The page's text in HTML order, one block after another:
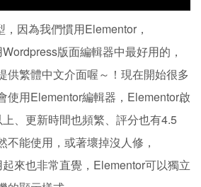
因為我們慣用Elementor，
版面編輯器中最好用的，
供繁體中文介面喔～！現在開始很多
使用Elementor編輯器，Elementor啟
、更新時間也頻繁、評分也有4.5
不能使用，或著壞掉沒人修，
來也非常直覺，Elementor可以獨立